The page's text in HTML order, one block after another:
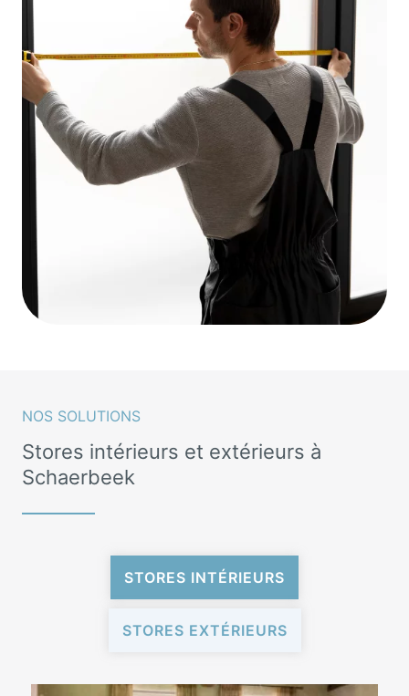
NOS SOLUTIONS
Stores intérieurs et extérieurs à
Schaerbeek
STORES INTÉRIEURS
STORES EXTÉRIEURS